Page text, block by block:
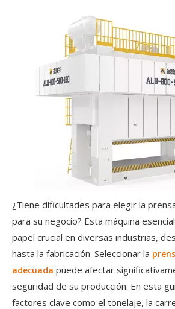
¿Tiene dificultades para elegir la
para su negocio? Esta máquina
papel crucial en diversas industrias,
hasta la fabricación. Seleccionar la
adecuada puede afectar
seguridad de su producción. En esta
factores clave como el tonelaje, la